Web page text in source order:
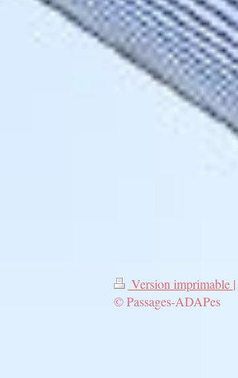
Version imprimable |
© Passages-ADAPes